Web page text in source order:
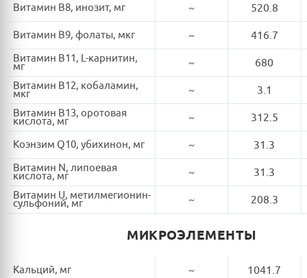
Витамин B8, инозит, мг ~ 520.8
Витамин B9, фолаты, мкг ~ 416.7
Витамин B11, L-карнитин,
мг ~ 680
Витамин B12, кобаламин,
мкг ~ 3.1
Витамин B13, оротовая
кислота, мг ~ 312.5
Коэнзим Q10, убихинон, мг ~ 31.3
Витамин N, липоевая
кислота, мг ~ 31.3
Витамин U, метилмегионин-
сульфоний, мг ~ 208.3
МИКРОЭЛЕМЕНТЫ
Кальций, мг ~ 1041.7